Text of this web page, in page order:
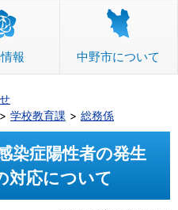
報 中野市について
学校教育課 総務係
染症陽性者の発生
対応について